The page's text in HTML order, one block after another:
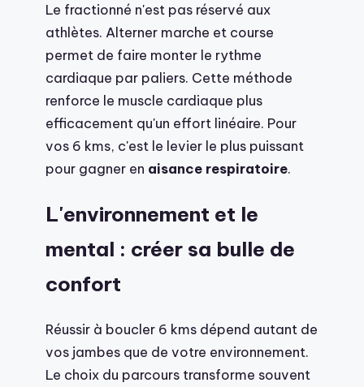
Le fractionné n'est pas réservé aux
athlètes. Alterner marche et course
permet de faire monter le rythme
cardiaque par paliers. Cette méthode
renforce le muscle cardiaque plus
efficacement qu'un effort linéaire. Pour
vos 6 kms, c'est le levier le plus puissant
pour gagner en aisance respiratoire.
L'environnement et le
mental : créer sa bulle de
confort
Réussir à boucler 6 kms dépend autant de
vos jambes que de votre environnement.
Le choix du parcours transforme souvent